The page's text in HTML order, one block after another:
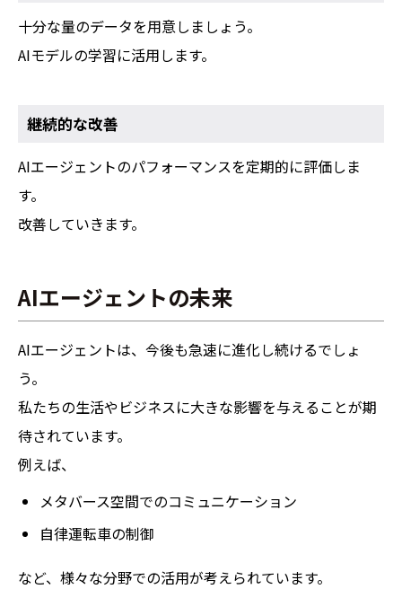
十分な量のデータを用意しましょう。
AIモデルの学習に活用します。
継続的な改善
AIエージェントのパフォーマンスを定期的に評価しま
す。
改善していきます。
AIエージェントの未来
AIエージェントは、今後も急速に進化し続けるでしょ
う。
私たちの生活やビジネスに大きな影響を与えることが期
待されています。
例えば、
メタバース空間でのコミュニケーション
自律運転車の制御
など、様々な分野での活用が考えられています。